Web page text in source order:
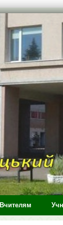
Вчителям